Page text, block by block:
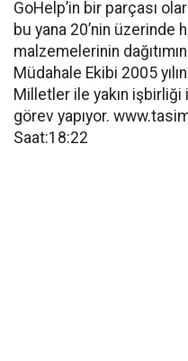
GoHelp’in bir parçası
bu yana 20’nin üzerinde
malzemelerinin
Müdahale Ekibi 2005
Milletler ile yakın
görev yapıyor.
Saat:18:22